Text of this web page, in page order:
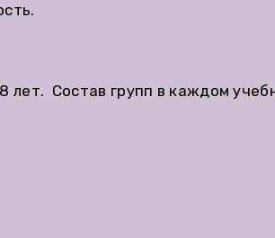
Состав групп в каждом